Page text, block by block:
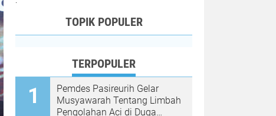
TOPIK POPULER
TERPOPULER
Pemdes Pasireurih Gelar
Musyawarah Tentang Limbah
Pengolahan Aci di Duga